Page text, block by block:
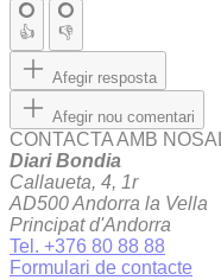
👍 👎
Afegir resposta
Afegir nou comentari
CONTACTA AMB
Diari Bondia
Callaueta, 4, 1r
AD500 Andorra la Vella
Principat d'Andorra
Tel. +376 80 88 88
Formulari de contacte